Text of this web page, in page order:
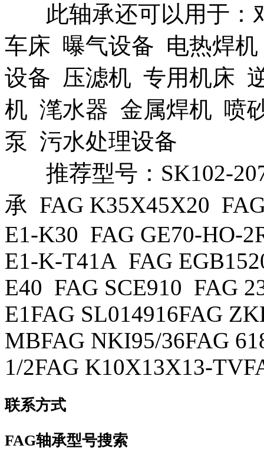
此轴承还可以用于：
车床 曝气设备 电热焊
设备 压滤机 专用机床
机 滗水器 金属焊机 喷
泵 污水处理设备
推荐型号：SK102-
承 FAG K35X45X20
E1-K30 FAG GE70-HO-
E1-K-T41A FAG
E40 FAG SCE910 FAG
E1FAG SL014916FAG
MBFAG NKI95/36FAG
1/2FAG K10X13X13-
联系方式
FAG轴承型号搜索